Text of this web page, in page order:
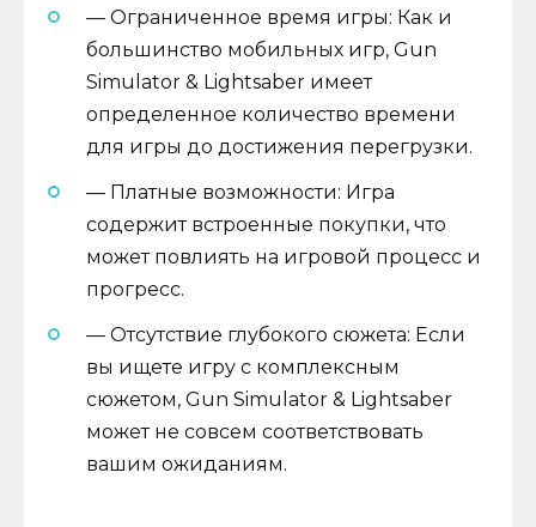
— Ограниченное время игры: Как и
большинство мобильных игр, Gun
Simulator & Lightsaber имеет
определенное количество времени
для игры до достижения перегрузки.
— Платные возможности: Игра
содержит встроенные покупки, что
может повлиять на игровой процесс и
прогресс.
— Отсутствие глубокого сюжета: Если
вы ищете игру с комплексным
сюжетом, Gun Simulator & Lightsaber
может не совсем соответствовать
вашим ожиданиям.